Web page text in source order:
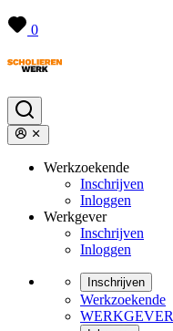
0
Werkzoekende
Inschrijven
Inloggen
Werkgever
Inschrijven
Inloggen
Inschrijven
Werkzoekende
WERKGEVER